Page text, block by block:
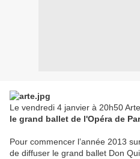
Le vendredi 4 janvier à 20h50
le grand ballet de l'Opéra de
Pour commencer l’année 2013
de diffuser le grand ballet Don